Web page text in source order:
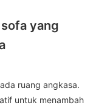
yang
ruang angkasa.
untuk menambah